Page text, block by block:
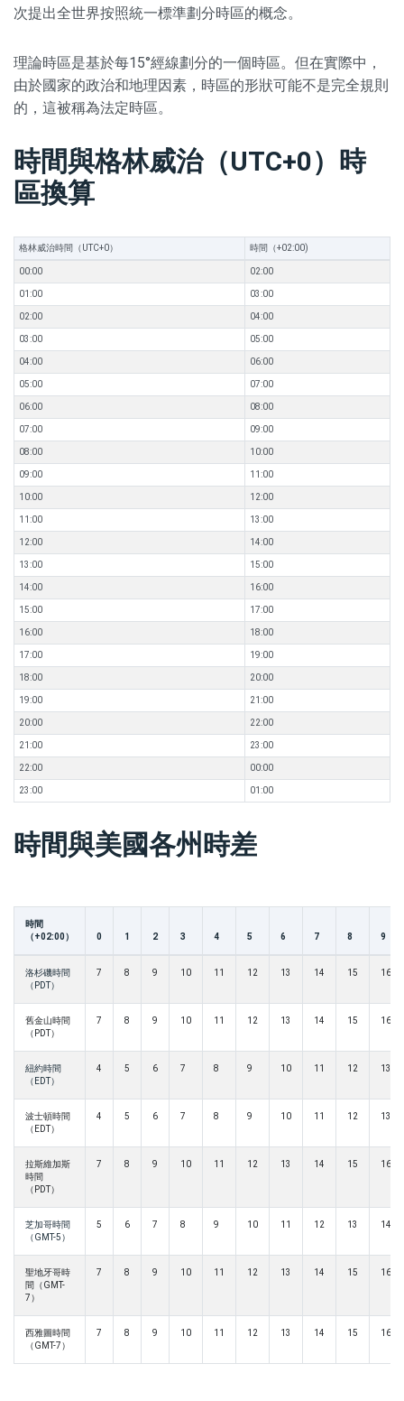
次提出全世界按照統一標準劃分時區的概念。
理論時區是基於每15°經線劃分的一個時區。但在實際中，
由於國家的政治和地理因素，時區的形狀可能不是完全規則
的，這被稱為法定時區。
時間與格林威治（UTC+0）時
區換算
格林威治時間（UTC+0） 時間（+02:00)
00:00 02:00
01:00 03:00
02:00 04:00
03:00 05:00
04:00 06:00
05:00 07:00
06:00 08:00
07:00 09:00
08:00 10:00
09:00 11:00
10:00 12:00
11:00 13:00
12:00 14:00
13:00 15:00
14:00 16:00
15:00 17:00
16:00 18:00
17:00 19:00
18:00 20:00
19:00 21:00
20:00 22:00
21:00 23:00
22:00 00:00
23:00 01:00
時間與美國各州時差
時間
（+02:00）
0 1 2 3 4 5 6 7 8 9
洛杉磯時間
（PDT）
7 8 9 10 11 12 13 14 15 16
舊金山時間
（PDT）
7 8 9 10 11 12 13 14 15 16
紐約時間
（EDT）
4 5 6 7 8 9 10 11 12 13
波士頓時間
（EDT）
4 5 6 7 8 9 10 11 12 13
拉斯維加斯
時間
（PDT）
7 8 9 10 11 12 13 14 15 16
芝加哥時間
（GMT-5）
5 6 7 8 9 10 11 12 13 14
聖地牙哥時
間（GMT-
7）
7 8 9 10 11 12 13 14 15 16
西雅圖時間
（GMT-7）
7 8 9 10 11 12 13 14 15 16